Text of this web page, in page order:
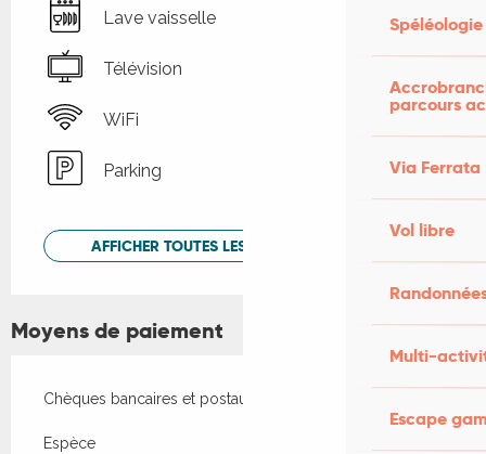
Spéléologie
parcours
Via Ferrata
Vol libre
Multi-
Escape
Lave vaisselle
Télévision
WiFi
Parking
AFFICHER TOUTES LES PRESTATIONS
Moyens de paiement
Chèques bancaires et postaux
Espèce